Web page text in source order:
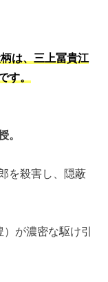
は、三上冨貴江
す。
。
を殺害し、隠蔽
が濃密な駆け引